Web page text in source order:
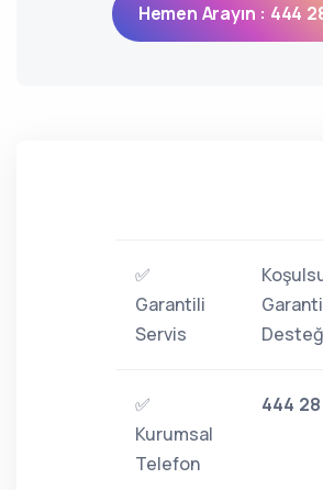
Hemen Arayın : 444
✅
Garantili
Servis
Garanti
✅
Kurumsal
Telefon
444